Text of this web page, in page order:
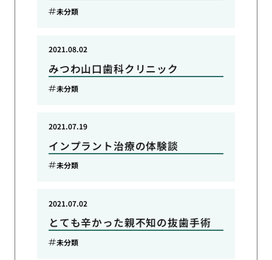
未分類
みつわ山口歯科クリニック
2021.08.02
未分類
インプラント治療の体験談
2021.07.19
未分類
とても辛かった親不知の抜歯手術
2021.07.02
未分類